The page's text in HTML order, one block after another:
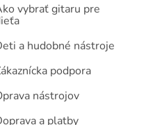
vybrať gitaru pre
a hudobné nástroje
podpora
nástrojov
a platby